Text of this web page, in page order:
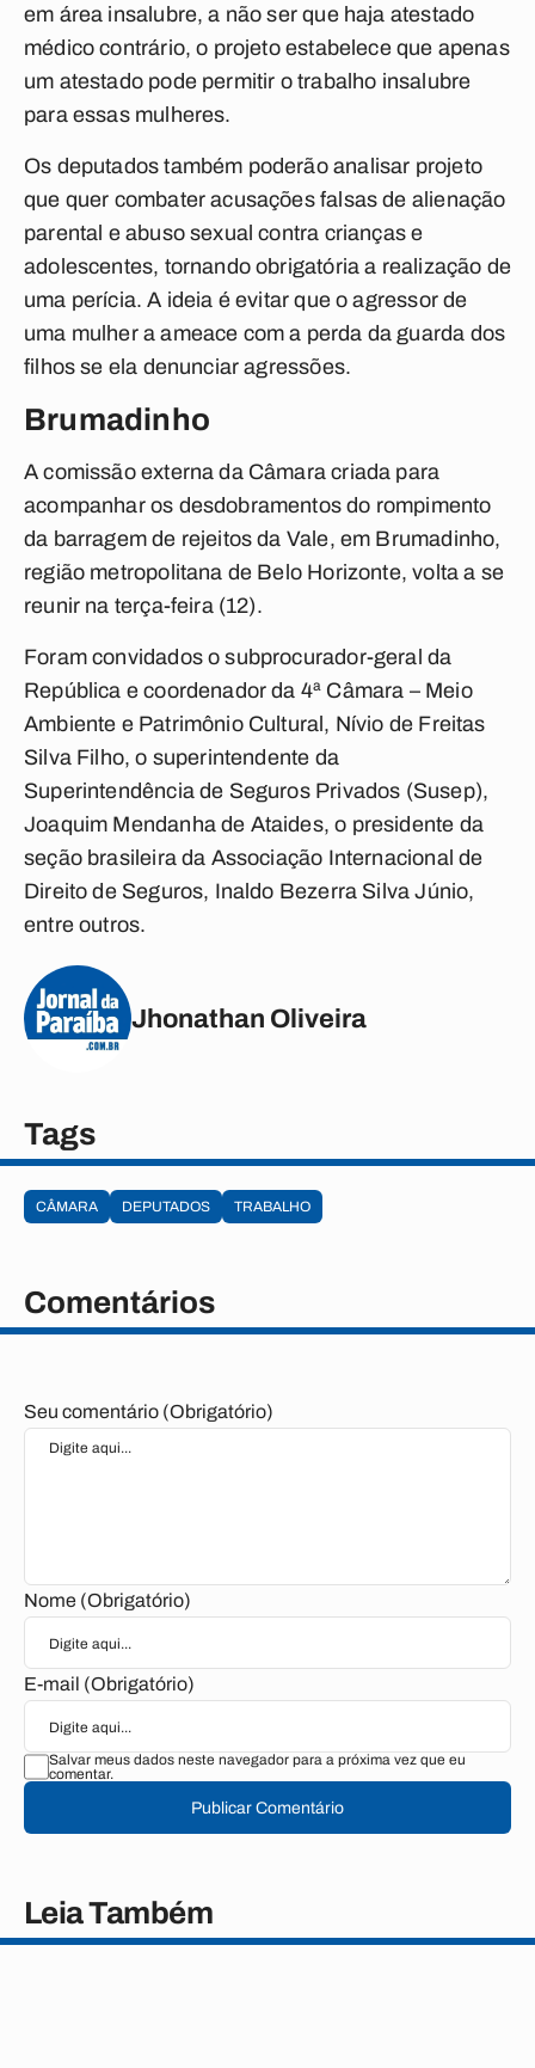
em área insalubre, a não ser que haja atestado
médico contrário, o projeto estabelece que apenas
um atestado pode permitir o trabalho insalubre
para essas mulheres.
Os deputados também poderão analisar projeto
que quer combater acusações falsas de alienação
parental e abuso sexual contra crianças e
adolescentes, tornando obrigatória a realização de
uma perícia. A ideia é evitar que o agressor de
uma mulher a ameace com a perda da guarda dos
filhos se ela denunciar agressões.
Brumadinho
A comissão externa da Câmara criada para
acompanhar os desdobramentos do rompimento
da barragem de rejeitos da Vale, em Brumadinho,
região metropolitana de Belo Horizonte, volta a se
reunir na terça-feira (12).
Foram convidados o subprocurador-geral da
República e coordenador da 4ª Câmara – Meio
Ambiente e Patrimônio Cultural, Nívio de Freitas
Silva Filho, o superintendente da
Superintendência de Seguros Privados (Susep),
Joaquim Mendanha de Ataides, o presidente da
seção brasileira da Associação Internacional de
Direito de Seguros, Inaldo Bezerra Silva Júnio,
entre outros.
Jhonathan Oliveira
Tags
CÂMARA DEPUTADOS TRABALHO
Comentários
Seu comentário (Obrigatório)
Nome (Obrigatório)
E-mail (Obrigatório)
Salvar meus dados neste navegador para a próxima vez que eu
comentar.
Publicar Comentário
Leia Também